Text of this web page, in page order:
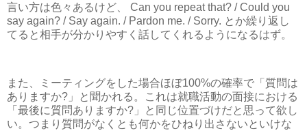
言い方は色々あるけど、 Can you repeat that? / Could you
say again? / Say again. / Pardon me. / Sorry. とか繰り返し
てると相手が分かりやすく話してくれるようになるはず。
また、ミーティングをした場合ほぼ100%の確率で「質問は
ありますか?」と聞かれる。これは就職活動の面接における
「最後に質問ありますか?」と同じ位置づけだと思って欲し
い。つまり質問がなくとも何かをひねり出さないといけな